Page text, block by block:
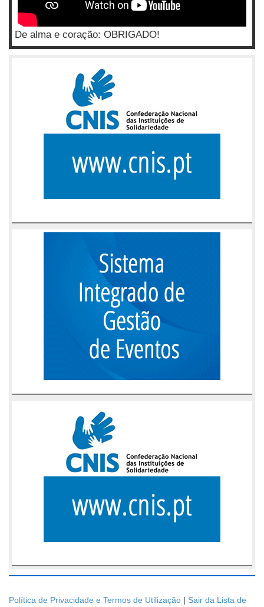
De alma e coração: OBRIGADO!
Política de Privacidade e Termos de Utilização | Sair da Lista de